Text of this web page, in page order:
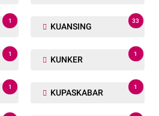
1
KUANSING
33
1
KUNKER
1
1
KUPASKABAR
1